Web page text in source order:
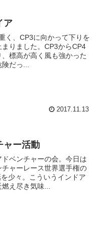
ア
く、CP3に向かって下りを
りました。CP3からCP4
標高が高く風も強かった
だっ...
2017.11.13
ャー活動
ベンチャーの会。今日は
ャーレース世界選手権の
少々。こういうインドア
え尽き気味...